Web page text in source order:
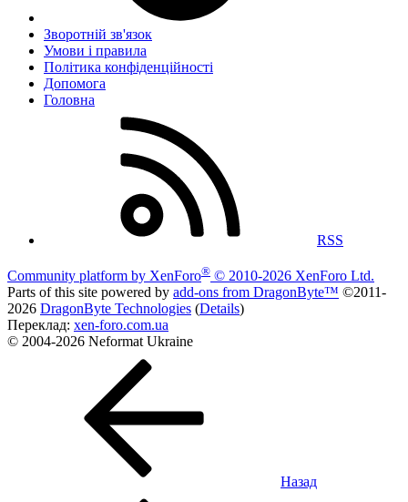
Зворотній зв'язок
Умови і правила
Політика конфіденційності
Дoпoмoга
Головна
RSS
Community platform by XenForo® © 2010-2026 XenForo Ltd.
Parts of this site powered by add-ons from DragonByte™ ©2011-
2026 DragonByte Technologies (Details)
Переклад: xen-foro.com.ua
© 2004-2026 Neformat Ukraine
Назад